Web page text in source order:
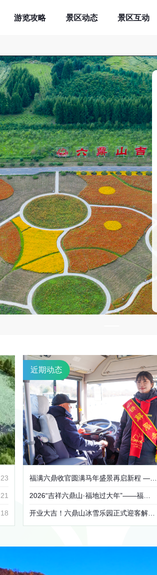
游览攻略 景区动态 景区互动
近期动态
福满六鼎收官圆满马年盛景再启新程 ——“吉祥六鼎山・福地过大年”春节假期活动落幕
2026“吉祥六鼎山·福地过大年”——福蛋纳祥！解锁新春第一份好彩头！
开业大吉！六鼎山冰雪乐园正式迎客解锁冬日欢乐新地标